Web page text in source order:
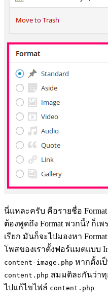
นี่แหละครับ คือรายชื่อ
ต้องพูดถึง Format พวกนี้? ก็เพ
เรียก มันก็จะไปมองหา
โพสของเราตั้งฟอร์แมตแบบ
content-image.php หากตั้งเ
content.php สมมติละกันว่าทุ
ไปแก้ไขไฟล์ content.php